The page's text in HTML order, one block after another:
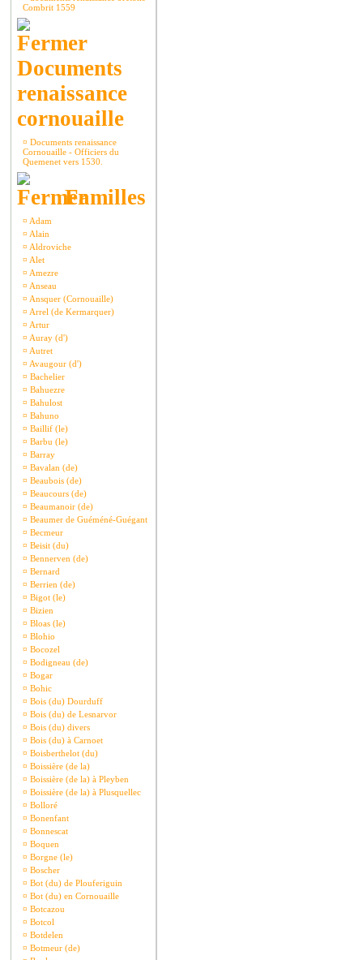
Combrit 1559
Documents
renaissance
cornouaille
¤ Documents renaissance
Cornouaille - Officiers du
Quemenet vers 1530.
Familles
¤ Adam
¤ Alain
¤ Aldroviche
¤ Alet
¤ Amezre
¤ Anseau
¤ Ansquer (Cornouaille)
¤ Arrel (de Kermarquer)
¤ Artur
¤ Auray (d')
¤ Autret
¤ Avaugour (d')
¤ Bachelier
¤ Bahuezre
¤ Bahulost
¤ Bahuno
¤ Baillif (le)
¤ Barbu (le)
¤ Barray
¤ Bavalan (de)
¤ Beaubois (de)
¤ Beaucours (de)
¤ Beaumanoir (de)
¤ Beaumer de Guéméné-Guégant
¤ Becmeur
¤ Beisit (du)
¤ Bennerven (de)
¤ Bernard
¤ Berrien (de)
¤ Bigot (le)
¤ Bizien
¤ Bloas (le)
¤ Blohio
¤ Bocozel
¤ Bodigneau (de)
¤ Bogar
¤ Bohic
¤ Bois (du) Dourduff
¤ Bois (du) de Lesnarvor
¤ Bois (du) divers
¤ Bois (du) à Carnoet
¤ Boisberthelot (du)
¤ Boissière (de la)
¤ Boissière (de la) à Pleyben
¤ Boissière (de la) à Plusquellec
¤ Bolloré
¤ Bonenfant
¤ Bonnescat
¤ Boquen
¤ Borgne (le)
¤ Boscher
¤ Bot (du) de Plouferiguin
¤ Bot (du) en Cornouaille
¤ Botcazou
¤ Botcol
¤ Botdelen
¤ Botmeur (de)